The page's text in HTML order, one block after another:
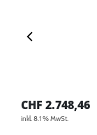
CHF 2.748,46
inkl. 8.1 % MwSt.